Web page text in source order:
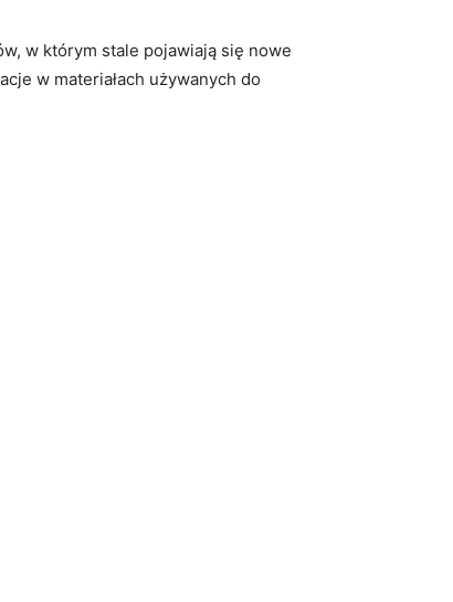
w którym stale pojawiają się nowe
w materiałach ⁤używanych⁣ do